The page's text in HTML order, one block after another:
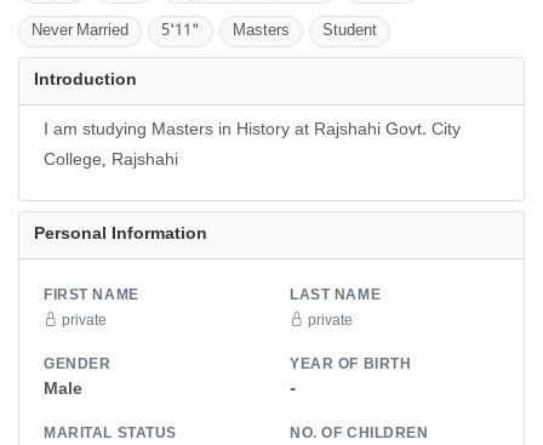
Never Married 5'11" Masters Student
Introduction
I am studying Masters in History at Rajshahi Govt. City
College, Rajshahi
Personal Information
FIRST NAME
private
LAST NAME
private
GENDER
Male
YEAR OF BIRTH
-
MARITAL STATUS NO. OF CHILDREN